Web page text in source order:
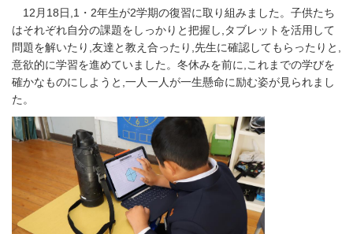
12月18日,1・2年生が2学期の復習に取り組みました。子供たち
はそれぞれ自分の課題をしっかりと把握し,タブレットを活用して
問題を解いたり,友達と教え合ったり,先生に確認してもらったりと,
意欲的に学習を進めていました。冬休みを前に,これまでの学びを
確かなものにしようと,一人一人が一生懸命に励む姿が見られまし
た。